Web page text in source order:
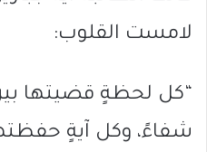
لامست القلوب:
“كل لحظةٍ قضيتها بين
شفاءً، وكل آيةٍ